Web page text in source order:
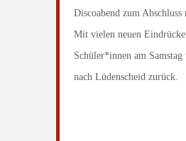
Discoabend zum
Mit vielen neuen
Schüler*innen am
nach Lüdenscheid zurück.